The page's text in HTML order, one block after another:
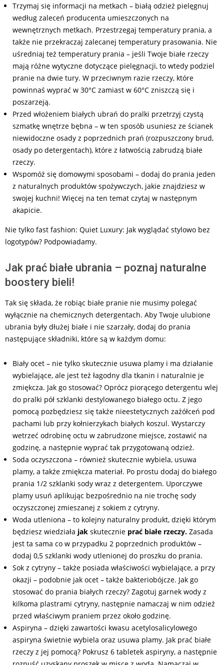
Trzymaj się informacji na metkach – białą odzież pielęgnuj
według zaleceń producenta umieszczonych na
wewnętrznych metkach. Przestrzegaj temperatury prania, a
także nie przekraczaj zalecanej temperatury prasowania. Nie
uśredniaj też temperatury prania – jeśli Twoje białe rzeczy
mają różne wytyczne dotyczące pielęgnacji, to wtedy podziel
pranie na dwie tury. W przeciwnym razie rzeczy, które
powinnaś wyprać w 30°C zamiast w 60°C zniszczą się i
poszarzeją.
Przed włożeniem białych ubrań do pralki przetrzyj czystą
szmatkę wnętrze bębna – w ten sposób usuniesz ze ścianek
niewidoczne osady z poprzednich prań (rozpuszczony brud,
osady po detergentach), które z łatwością zabrudzą białe
rzeczy.
Wspomóż się domowymi sposobami – dodaj do prania jeden
z naturalnych produktów spożywczych, jakie znajdziesz w
swojej kuchni! Więcej na ten temat czytaj w następnym
akapicie.
Nie tylko fast fashion: Quiet Luxury: Jak wyglądać stylowo bez
logotypów? Podpowiadamy.
Jak prać białe ubrania – poznaj naturalne
boostery bieli!
Tak się składa, że robiąc białe pranie nie musimy polegać
wyłącznie na chemicznych detergentach. Aby Twoje ulubione
ubrania były dłużej białe i nie szarzały, dodaj do prania
następujące składniki, które są w każdym domu:
Biały ocet – nie tylko skutecznie usuwa plamy i ma działanie
wybielające, ale jest też łagodny dla tkanin i naturalnie je
zmiękcza. Jak go stosować? Oprócz piorącego detergentu wlej
do pralki pół szklanki destylowanego białego octu. Z jego
pomocą pozbędziesz się także nieestetycznych zażółceń pod
pachami lub przy kołnierzykach białych koszul. Wystarczy
wetrzeć odrobinę octu w zabrudzone miejsce, zostawić na
godzinę, a następnie wyprać tak przygotowaną odzież.
Soda oczyszczona – również skutecznie wybiela, usuwa
plamy, a także zmiękcza materiał. Po prostu dodaj do białego
prania 1/2 szklanki sody wraz z detergentem. Uporczywe
plamy usuń aplikując bezpośrednio na nie trochę sody
oczyszczonej zmieszanej z sokiem z cytryny.
Woda utleniona – to kolejny naturalny produkt, dzięki którym
będziesz wiedziała jak skutecznie prać białe rzeczy. Zasada
jest ta sama co w przypadku 2 poprzednich produktów –
dodaj 0,5 szklanki wody utlenionej do proszku do prania.
Sok z cytryny – także posiada właściwości wybielające, a przy
okazji – podobnie jak ocet – także bakteriobójcze. Jak go
stosować do prania białych rzeczy? Zagotuj garnek wody z
kilkoma plastrami cytryny, następnie namaczaj w nim odzież
przed właściwym praniem przez około godzinę.
Aspiryna – dzięki zawartości kwasu acetylosalicylowego
aspiryna świetnie wybiela oraz usuwa plamy. Jak prać białe
rzeczy z jej pomocą? Pokrusz 6 tabletek aspiryny, a następnie